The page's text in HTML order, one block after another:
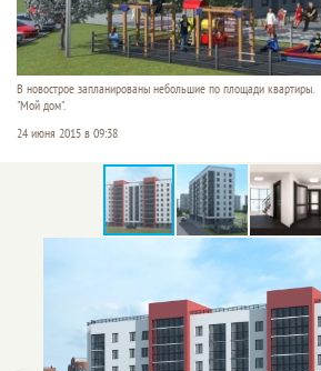
В новострое запланированы небольшие по площади квартиры.
"Мой дом".
24 июня 2015 в 09:38